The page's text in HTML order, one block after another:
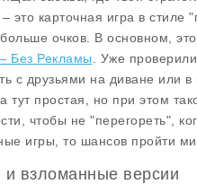
это карточная игра в стиле
очков. В основном,
Без Рекламы . Уже
с друзьями на диване или
тут простая, но при этом
чтобы не "перегореть",
игры, то шансов пройти
взломанные версии